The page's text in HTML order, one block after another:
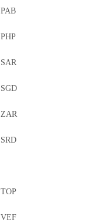
PAB
PHP
SAR
SGD
ZAR
SRD
TOP
VEF